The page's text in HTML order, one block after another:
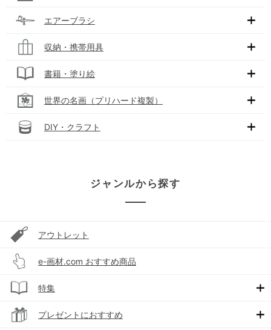
エアーブラシ
収納・携帯用具
書籍・塗り絵
世界の名画（プリハード複製）
DIY・クラフト
ジャンルから探す
アウトレット
e-画材.com おすすめ商品
特集
プレゼントにおすすめ